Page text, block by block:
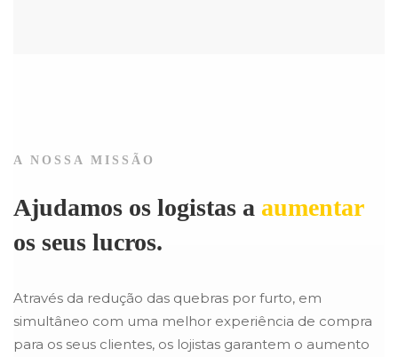
A NOSSA MISSÃO
Ajudamos os logistas a aumentar
os seus lucros.
Através da redução das quebras por furto, em
simultâneo com uma melhor experiência de compra
para os seus clientes, os lojistas garantem o aumento